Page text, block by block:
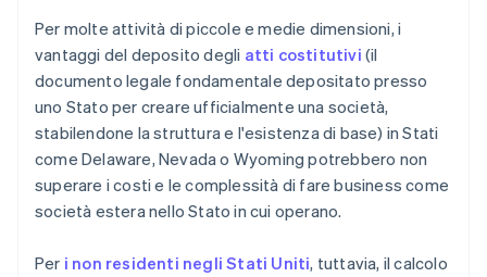
Per molte attività di piccole e medie dimensioni, i
vantaggi del deposito degli atti costitutivi (il
documento legale fondamentale depositato presso
uno Stato per creare ufficialmente una società,
stabilendone la struttura e l'esistenza di base) in Stati
come Delaware, Nevada o Wyoming potrebbero non
superare i costi e le complessità di fare business come
società estera nello Stato in cui operano.
Per i non residenti negli Stati Uniti, tuttavia, il calcolo